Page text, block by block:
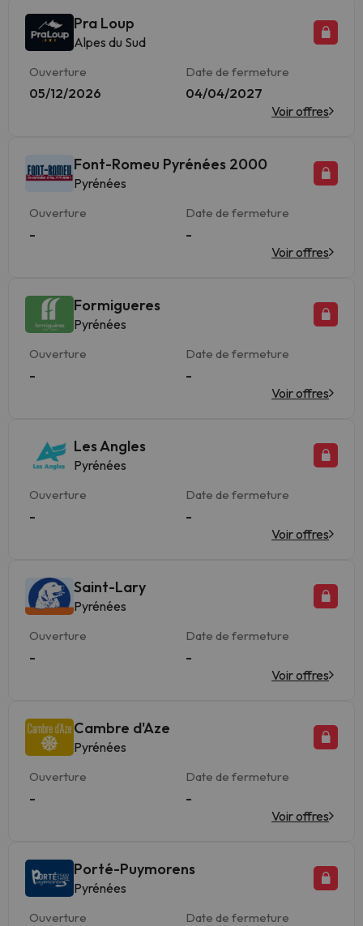
Pra Loup
Alpes du Sud
Ouverture
05/12/2026
Date de fermeture
04/04/2027
Voir offres
Font-Romeu Pyrénées 2000
Pyrénées
Ouverture
-
Date de fermeture
-
Voir offres
Formigueres
Pyrénées
Ouverture
-
Date de fermeture
-
Voir offres
Les Angles
Pyrénées
Ouverture
-
Date de fermeture
-
Voir offres
Saint-Lary
Pyrénées
Ouverture
-
Date de fermeture
-
Voir offres
Cambre d'Aze
Pyrénées
Ouverture
-
Date de fermeture
-
Voir offres
Porté-Puymorens
Pyrénées
Ouverture Date de fermeture